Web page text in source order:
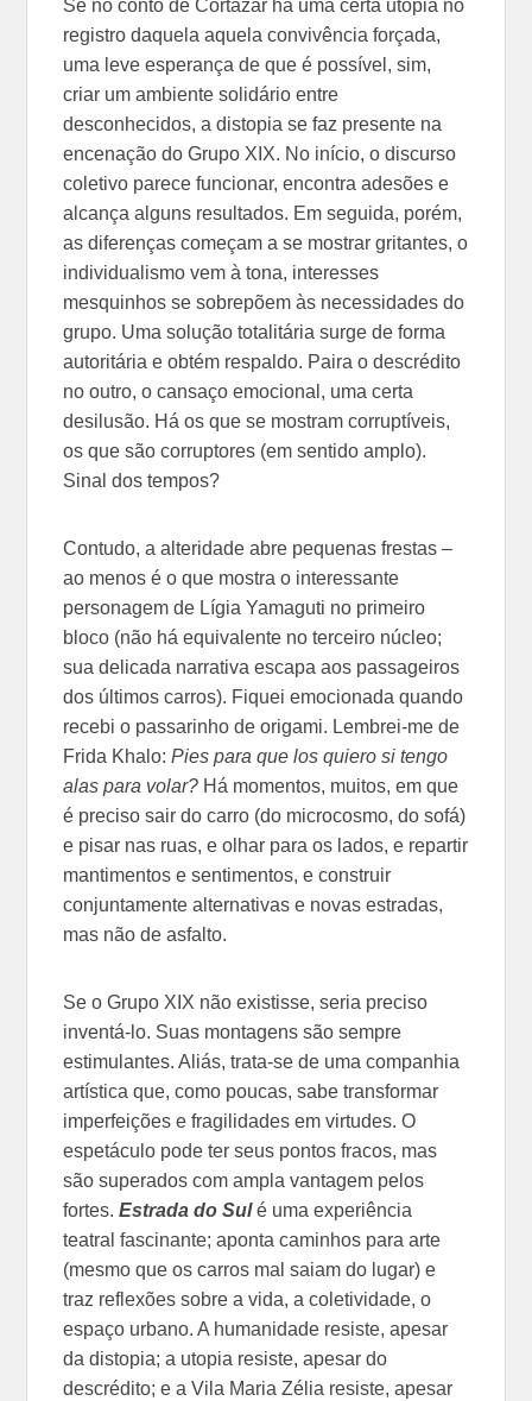
Se no conto de Cortázar há uma certa utopia no
registro daquela aquela convivência forçada,
uma leve esperança de que é possível, sim,
criar um ambiente solidário entre
desconhecidos, a distopia se faz presente na
encenação do Grupo XIX. No início, o discurso
coletivo parece funcionar, encontra adesões e
alcança alguns resultados. Em seguida, porém,
as diferenças começam a se mostrar gritantes, o
individualismo vem à tona, interesses
mesquinhos se sobrepõem às necessidades do
grupo. Uma solução totalitária surge de forma
autoritária e obtém respaldo. Paira o descrédito
no outro, o cansaço emocional, uma certa
desilusão. Há os que se mostram corruptíveis,
os que são corruptores (em sentido amplo).
Sinal dos tempos?
Contudo, a alteridade abre pequenas frestas –
ao menos é o que mostra o interessante
personagem de Lígia Yamaguti no primeiro
bloco (não há equivalente no terceiro núcleo;
sua delicada narrativa escapa aos passageiros
dos últimos carros). Fiquei emocionada quando
recebi o passarinho de origami. Lembrei-me de
Frida Khalo:Pies para que los quiero si tengo
alas para volar? Há momentos, muitos, em que
é preciso sair do carro (do microcosmo, do sofá)
e pisar nas ruas, e olhar para os lados, e repartir
mantimentos e sentimentos, e construir
conjuntamente alternativas e novas estradas,
mas não de asfalto.
Se o Grupo XIX não existisse, seria preciso
inventá-lo. Suas montagens são sempre
estimulantes. Aliás, trata-se de uma companhia
artística que, como poucas, sabe transformar
imperfeições e fragilidades em virtudes. O
espetáculo pode ter seus pontos fracos, mas
são superados com ampla vantagem pelos
fortes.Estrada do Sulé uma experiência
teatral fascinante; aponta caminhos para arte
(mesmo que os carros mal saiam do lugar) e
traz reflexões sobre a vida, a coletividade, o
espaço urbano. A humanidade resiste, apesar
da distopia; a utopia resiste, apesar do
descrédito; e a Vila Maria Zélia resiste, apesar